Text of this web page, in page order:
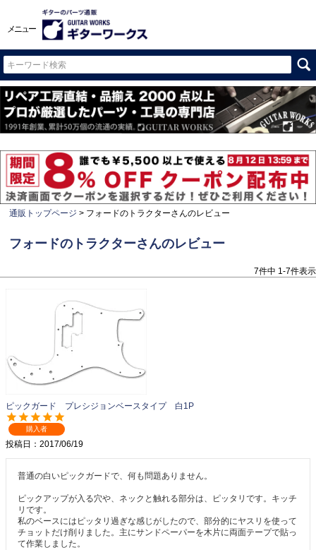
メニュー
通販トップページ フォードのトラクターさんのレビュー
フォードのトラクターさんのレビュー
7件中 1-7件表示
ピックガード プレシジョンベースタイプ 白1P
購入者
投稿日 2017/06/19
普通の白いピックガードで、何も問題ありません。
ピックアップが入る穴や、ネックと触れる部分は、ピッタリです。キッチ
リです。
私のベースにはピッタリ過ぎな感じがしたので、部分的にヤスリを使って
チョットだけ削りました。主にサンドペーパーを木片に両面テープで貼っ
て作業しました。